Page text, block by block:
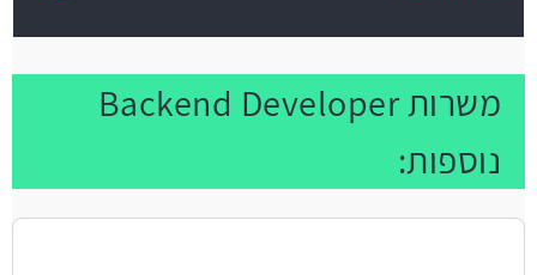
משרות Backend Developer
נוספות: